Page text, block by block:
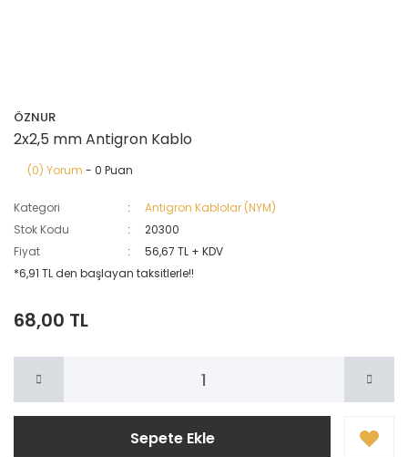
ÖZNUR
2x2,5 mm Antigron Kablo
(0) Yorum - 0 Puan
Kategori
Antigron Kablolar (NYM)
Stok Kodu
20300
Fiyat
56,67 TL + KDV
*6,91 TL den başlayan taksitlerle!!
68,00 TL
Sepete Ekle